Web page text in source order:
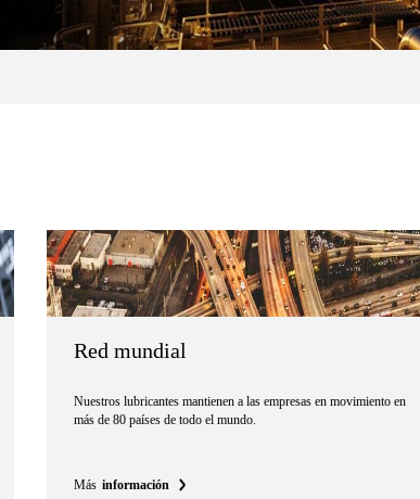
Red mundial
Nuestros lubricantes mantienen a las empresas en movimiento en
más de 80 países de todo el mundo.
Más información